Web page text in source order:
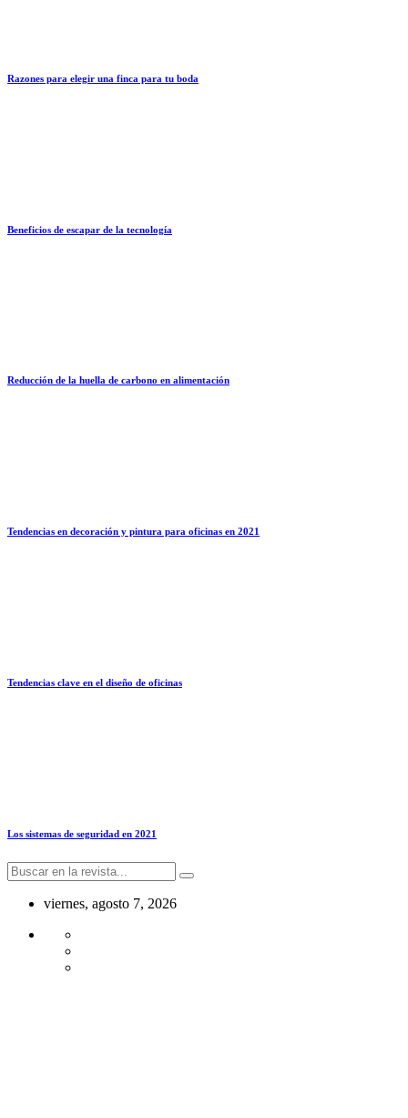
Razones para elegir una finca para tu boda
Beneficios de escapar de la tecnología
Reducción de la huella de carbono en alimentación
Tendencias en decoración y pintura para oficinas en 2021
Tendencias clave en el diseño de oficinas
Los sistemas de seguridad en 2021
viernes, agosto 7, 2026